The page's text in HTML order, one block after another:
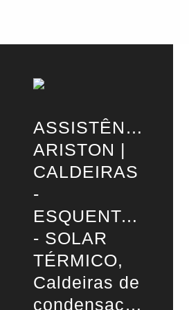
ASSISTÊNCIA
ARISTON |
CALDEIRAS
-
ESQUENTADORES
- SOLAR
TÉRMICO,
Caldeiras de
condensação,